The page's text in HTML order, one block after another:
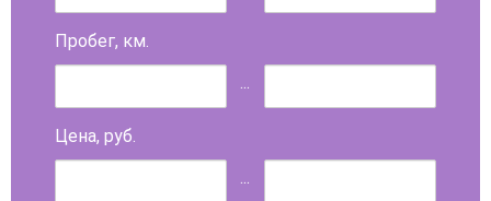
Пробег, км.
...
Цена, руб.
...